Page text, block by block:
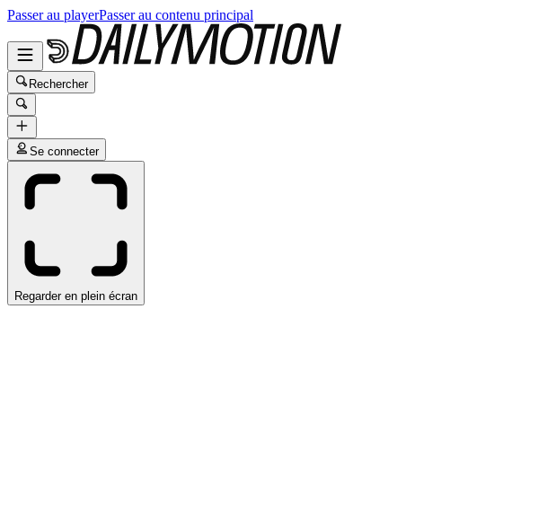
Passer au playerPasser au contenu principal
Rechercher
Se connecter
Regarder en plein écran